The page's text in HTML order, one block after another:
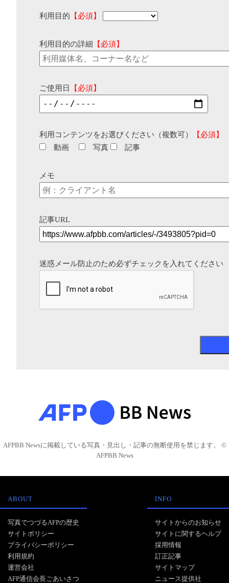
利用目的 【必須】
利用目的の詳細 【必須】
ご使用日 【必須】
利用コンテンツをお選びください（複数可）
【必須】
動画
写真 記事
メモ
記事URL
迷惑メール防止のため必ずチェックを入れてください
AFPBB Newsに掲載している写真・見出し・記事の無断使用を禁じます。 ©
AFPBB News
ABOUT
写真でつづるAFPの歴史
サイトポリシー
プライバシーポリシー
利用規約
運営会社
AFP通信会長ごあいさつ
INFO
サイトからのお知らせ
サイトに関するヘルプ
採用情報
訂正記事
サイトマップ
ニュース提供社